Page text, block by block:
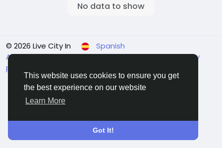
This website uses cookies to ensure you get
the best experience on our website
Learn More
Got It!
No data to show
© 2026 Live City In
Spanish
About Términos Privacidad Shipping and delivery
policy
Directorio